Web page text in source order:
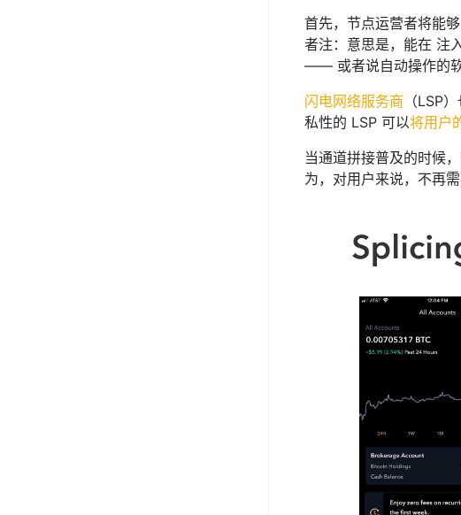
首先，节点运营者将能够
者注：意思是，能在 注
—— 或者说自动操作的
闪电网络服务商 （LSP
私性的 LSP 可以将用户
当通道拼接普及的时候
为，对用户来说，不再